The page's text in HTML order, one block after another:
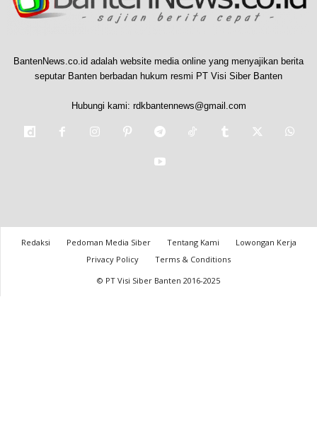
BantenNews.co.id adalah website media online yang menyajikan berita
seputar Banten berbadan hukum resmi PT Visi Siber Banten
Hubungi kami: rdkbantennews@gmail.com
Redaksi Pedoman Media Siber Tentang Kami
Lowongan Kerja
Privacy Policy
Terms & Conditions
© PT Visi Siber Banten 2016-2025